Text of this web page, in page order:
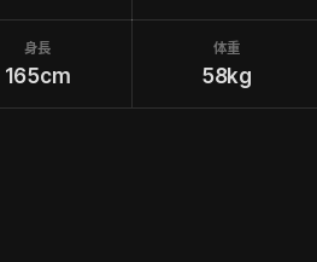
身長 体重
165cm 58kg